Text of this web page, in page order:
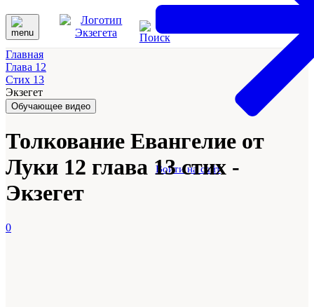
Войти на сайт
Главная
Глава 12
Стих 13
Экзегет
Обучающее видео
Толкование Евангелие от
Луки 12 глава 13 стих -
Экзегет
0